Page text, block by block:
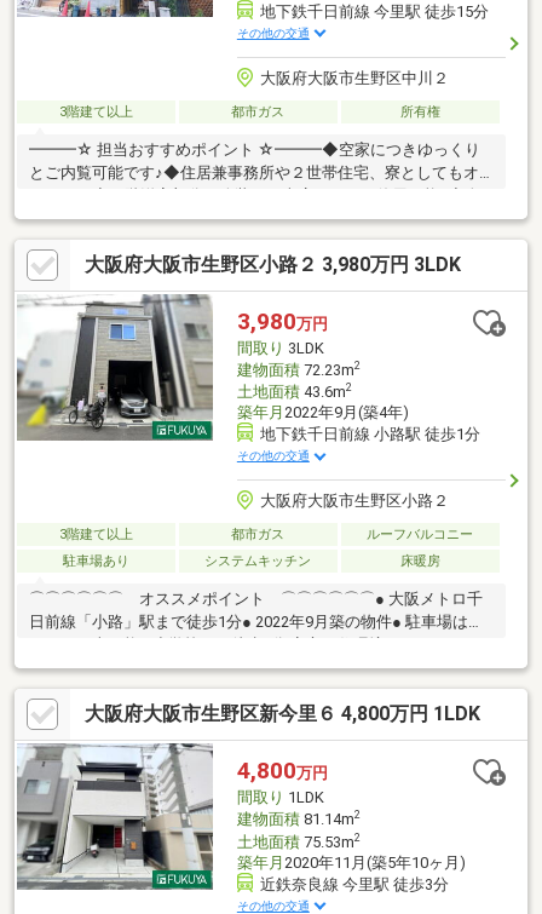
地下鉄千日前線 今里駅 徒歩15分
その他の交通
大阪府大阪市生野区中川２
3階建て以上 都市ガス 所有権
━━━☆ 担当おすすめポイント ☆━━━◆空家につきゆっくり
とご内覧可能です♪◆住居兼事務所や２世帯住宅、寮としてもオ
気のコリアタウンまで徒歩圏内！◆耐久性に優れた安心の鉄骨造
♪◆陽当たりの良い東・西向きの二面バルコニー！◆洗面台・ト
イレ２箇所有り♪━━━☆ 周辺インフォメーション ☆━━━■大
池小学校 徒歩２分■大池中学校 徒歩６分■ファミリーマート新
今里三丁目店 徒歩４分■スーパー玉出今里店 徒歩６分■スーパ
ービス千代 徒歩７分■ドラッグアカカベ中川店 徒歩５分■生野
勝山郵便局 徒歩６分
大阪府大阪市生野区小路２ 3,980万円 3LDK
3,980万円
間取り 3LDK
建物面積72.23m2
土地面積43.6m2
築年月 2022年9月(築4年)
地下鉄千日前線 小路駅 徒歩1分
その他の交通
大阪府大阪市生野区小路２
3階建て以上 都市ガス
ルーフバルコニー
駐車場あり
システムキッチン 床暖房
⌒⌒⌒⌒⌒⌒ オススメポイント ⌒⌒⌒⌒⌒⌒● 大阪メトロ千
日前線「小路」駅まで徒歩1分● 2022年9月築の物件● 駐車場はハ
フバルコニー● 食洗機・浴室乾燥機・床暖房など設備充実＼ 現地
案内お気軽にお問い合わせ下さい！ ／⌒⌒⌒⌒⌒⌒⌒⌒ 周辺環
境 ⌒⌒⌒⌒⌒⌒⌒⌒● 大阪市立小路小学校：徒歩3分● セブンイ
レブン大阪小路2丁目店：徒歩2分● 生野小路郵便局：徒歩5分● 万
代布施店：徒歩9分物件詳細などお気軽にご相談下さい。ご連絡心
よりお待ちしております♪
大阪府大阪市生野区新今里６ 4,800万円 1LDK
4,800万円
間取り 1LDK
建物面積81.14m2
土地面積75.53m2
築年月 2020年11月(築5年10ヶ月)
近鉄奈良線 今里駅 徒歩3分
その他の交通